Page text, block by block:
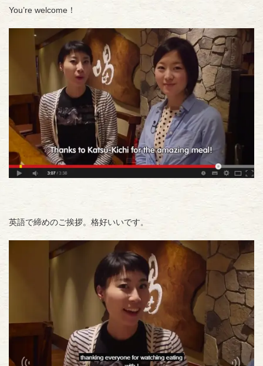
You’re welcome！
英語で締めのご挨拶。格好いいです 。